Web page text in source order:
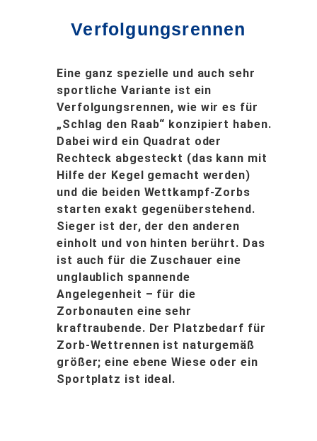
Verfolgungsrennen
Eine ganz spezielle und auch sehr
sportliche Variante ist ein
Verfolgungsrennen, wie wir es für
„Schlag den Raab“ konzipiert haben.
Dabei wird ein Quadrat oder
Rechteck abgesteckt (das kann mit
Hilfe der Kegel gemacht werden)
und die beiden Wettkampf-Zorbs
starten exakt gegenüberstehend.
Sieger ist der, der den anderen
einholt und von hinten berührt. Das
ist auch für die Zuschauer eine
unglaublich spannende
Angelegenheit – für die
Zorbonauten eine sehr
kraftraubende. Der Platzbedarf für
Zorb-Wettrennen ist naturgemäß
größer; eine ebene Wiese oder ein
Sportplatz ist ideal.